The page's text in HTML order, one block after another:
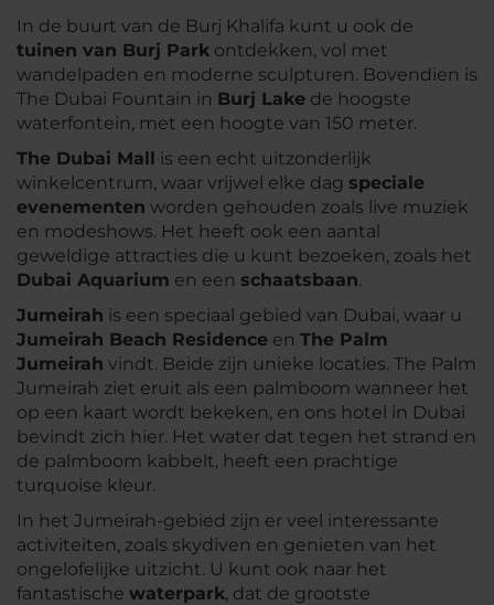
In de buurt van de Burj Khalifa kunt u ook de
tuinen van Burj Park ontdekken, vol met
wandelpaden en moderne sculpturen. Bovendien is
The Dubai Fountain in Burj Lake de hoogste
waterfontein, met een hoogte van 150 meter.
The Dubai Mall is een echt uitzonderlijk
winkelcentrum, waar vrijwel elke dag speciale
evenementen worden gehouden zoals live muziek
en modeshows. Het heeft ook een aantal
geweldige attracties die u kunt bezoeken, zoals het
Dubai Aquarium en een schaatsbaan.
Jumeirah is een speciaal gebied van Dubai, waar u
Jumeirah Beach Residence en The Palm
Jumeirah vindt. Beide zijn unieke locaties. The Palm
Jumeirah ziet eruit als een palmboom wanneer het
op een kaart wordt bekeken, en ons hotel in Dubai
bevindt zich hier. Het water dat tegen het strand en
de palmboom kabbelt, heeft een prachtige
turquoise kleur.
In het Jumeirah-gebied zijn er veel interessante
activiteiten, zoals skydiven en genieten van het
ongelofelijke uitzicht. U kunt ook naar het
fantastische waterpark, dat de grootste